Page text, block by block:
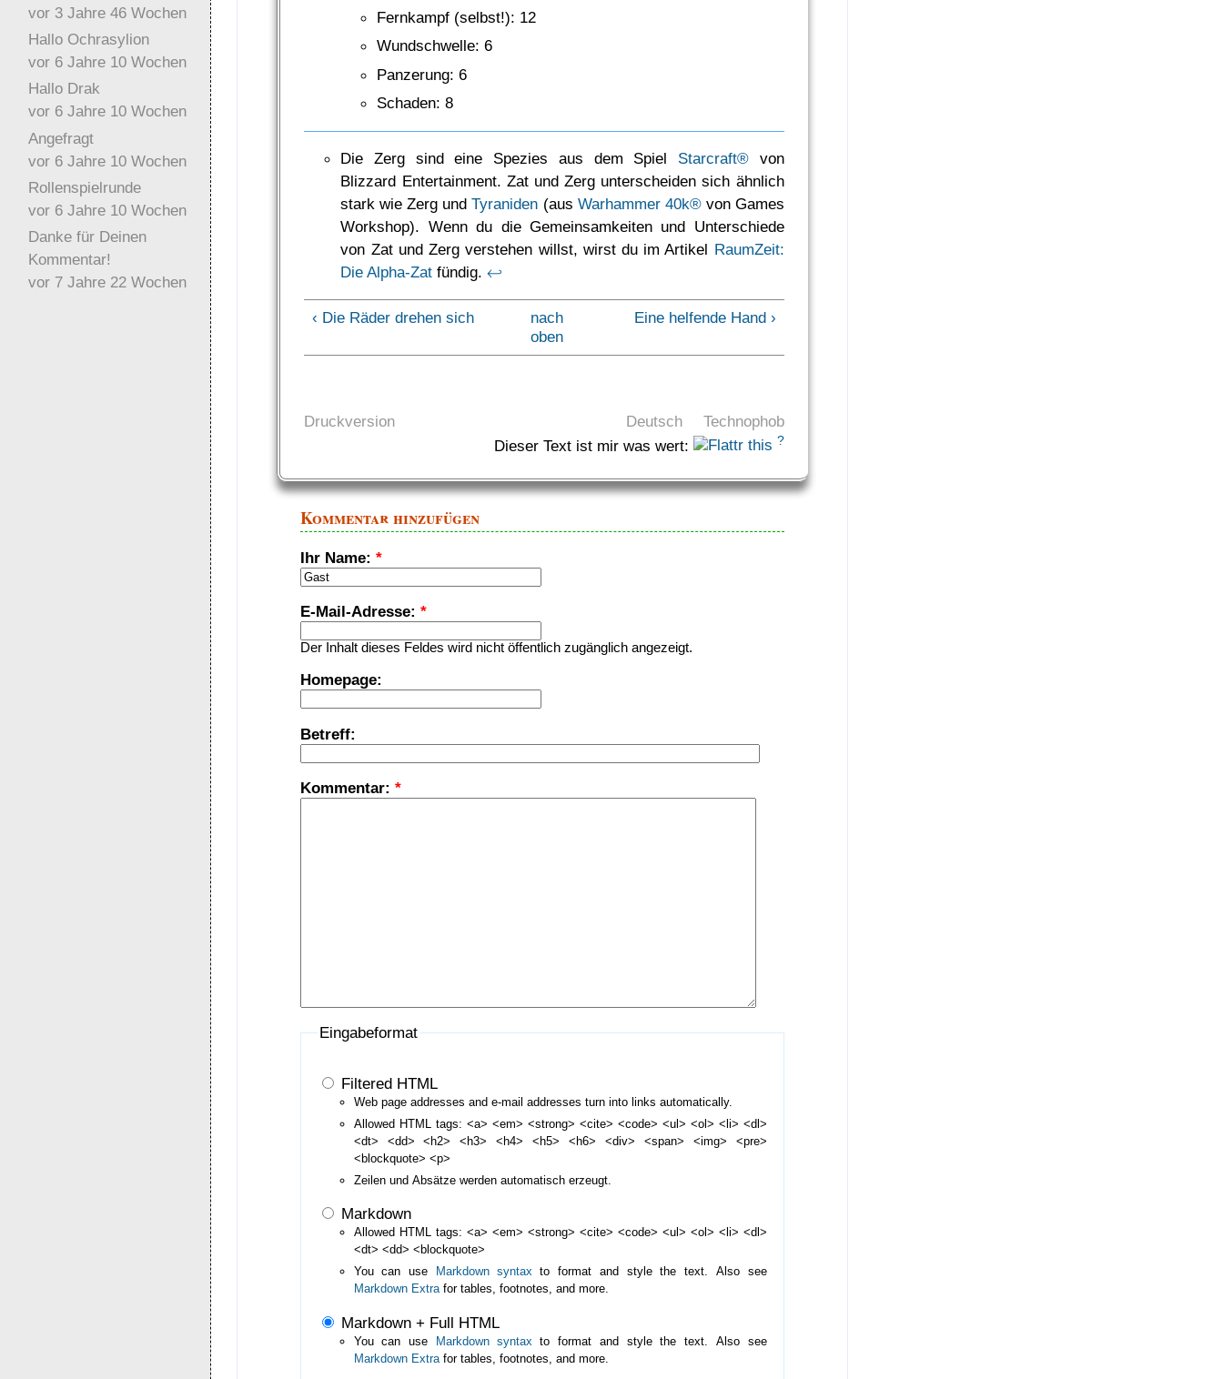
Fernkampf (selbst!): 12
Wundschwelle: 6
Panzerung: 6
Schaden: 8
Die Zerg sind eine Spezies aus dem Spiel Starcraft®von
Blizzard Entertainment. Zat und Zerg unterscheiden sich ähnlich
stark wie Zerg undTyraniden (aus Warhammer 40k®von Games
Workshop). Wenn du die Gemeinsamkeiten und Unterschiede
von Zat und Zerg verstehen willst, wirst du im Artikel RaumZeit:
Die Alpha-Zat fündig.↩
‹ Die Räder drehen sich
nach
oben
Eine helfende Hand ›
Deutsch Technophob
Druckversion
Dieser Text ist mir was wert:
?
Kommentar hinzufügen
Ihr Name:*
E-Mail-Adresse:*
Der Inhalt dieses Feldes wird nicht öffentlich zugänglich angezeigt.
Homepage:
Betreff:
Kommentar:*
Eingabeformat
Filtered HTML
Web page addresses and e-mail addresses turn into links automatically.
Allowed HTML tags: <a> <em> <strong> <cite> <code> <ul> <ol> <li> <dl>
<dt> <dd> <h2> <h3> <h4> <h5> <h6> <div> <span> <img> <pre>
<blockquote> <p>
Zeilen und Absätze werden automatisch erzeugt.
Markdown
Allowed HTML tags: <a> <em> <strong> <cite> <code> <ul> <ol> <li> <dl>
<dt> <dd> <blockquote>
You can use
Markdown syntax to format and style the text. Also see
Markdown Extrafor tables, footnotes, and more.
Markdown + Full HTML
You can use Markdown syntax to format and style the text. Also see
Markdown Extrafor tables, footnotes, and more.
vor 3 Jahre 46 Wochen
Hallo Ochrasylion
vor 6 Jahre 10 Wochen
Hallo Drak
vor 6 Jahre 10 Wochen
Angefragt
vor 6 Jahre 10 Wochen
Rollenspielrunde
vor 6 Jahre 10 Wochen
Danke für Deinen
Kommentar!
vor 7 Jahre 22 Wochen